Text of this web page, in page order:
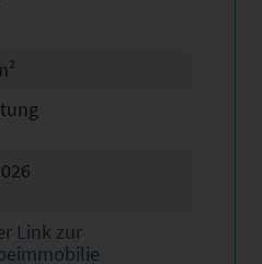
Link zur